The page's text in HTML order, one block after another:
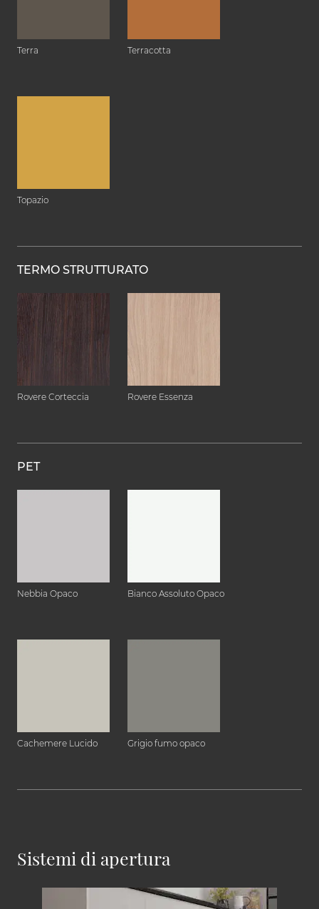
Terra Terracotta
Topazio
TERMO STRUTTURATO
Rovere Corteccia Rovere Essenza
PET
Nebbia Opaco Bianco Assoluto Opaco
Cachemere Lucido Grigio fumo opaco
Sistemi di apertura